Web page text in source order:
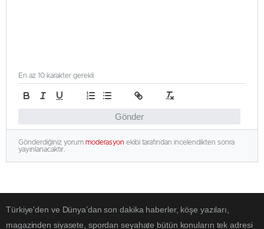
Gönder
En az 10 karakter gerekli
Gönderdiğiniz yorum moderasyon ekibi tarafından incelendikten sonra
yayınlanacaktır.
Türkiye'den ve Dünya’dan son dakika haberler, köşe yazıları,
magazinden siyasete, spordan seyahate bütün konuların tek adresi